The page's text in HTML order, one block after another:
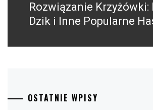
Następny
post:
Rozwiązanie Krzyżówki:
Dzik i Inne Popularne
OSTATNIE WPISY